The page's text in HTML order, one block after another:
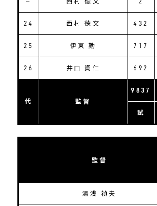
24 西村 徳文 432
25 伊東 勤 717
26 井口 資仁 692
代 監督
9837
試
監督
湯浅 禎夫